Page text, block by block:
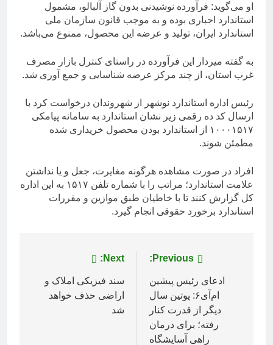
او می‌گوید: فرآورده نوشیدنی بدون گاز آلبالو، مشمول
استاندارد اجباری بوده و به موجب قانون سازمان ملی
استاندارد ایران، تولید و عرضه این محصول، ممنوع می‌باشد.
به گفته میردار این فرآورده در راستای کنترل بازار مصرف
غرب استان، از چند مرکز عرضه شناسایی و جمع آوری شد.
رئیس اداره استاندارد نوشهر از شهروندان درخواست کرد با
ارسال کد ده رقمی زیر نشان استاندارد به سامانه پیامکی
۱۰۰۰۱۵۱۷ از استاندارد بودن محصول خریداری شده
مطمئن شوند.
افراد در صورت مشاهده هرگونه مغایرت، جعل و یا نداشتن
علامت استاندارد؛ مراتب را با شماره تلفن ۱۵۱۷ به این اداره
کل گزارش کنند تا با خاطیان طبق موازین و مقررات
استاندارد برخورد حقوقی انجام گیرد.
راهبری
نوشته
Previous:
ادعای رئیس پیشین
ام‌آی‌۶: پوتین سال
دیگر از قدرت کنار
رفته؛ برای درمان
راهی آسایشگاه
Next:
سند فیزیکی املاک و
اراضی حذف خواهد
شد